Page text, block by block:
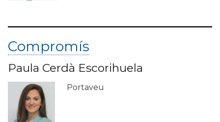
Compromís
Paula Cerdà Escorihuela
Portaveu